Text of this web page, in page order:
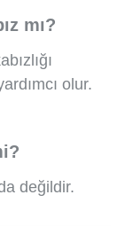
mı?
olur.
değildir.